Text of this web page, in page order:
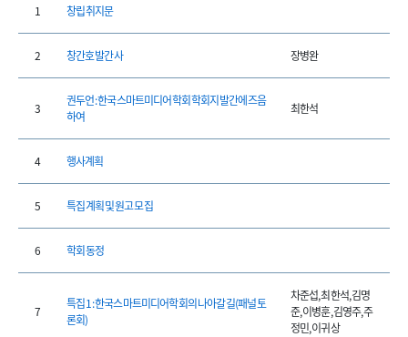
1 창립 취지문
2 창간호 발간사 장병완
3
권두언 : 한국스마트미디어학회 학회지 발간에 즈음
하여
최한석
4 행사계획
5 특집 계획 및 원고 모집
6 학회 동정
7
특집 1 : 한국스마트미디어학회의 나아갈 길(패널 토
론회)
차준섭, 최한석, 김명
준, 이병훈, 김영주, 주
정민, 이귀상